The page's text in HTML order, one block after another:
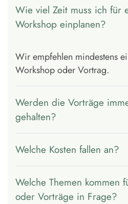
Wie viel Zeit muss ich für
Workshop einplanen?
Wir empfehlen mindestens
Workshop oder Vortrag.
Werden die Vorträge
gehalten?
Welche Kosten fallen an?
Welche Themen kommen
oder Vorträge in Frage?